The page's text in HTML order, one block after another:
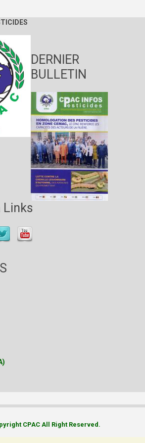
DERNIER
BULLETIN
Links
CPAC All Right Reserved.